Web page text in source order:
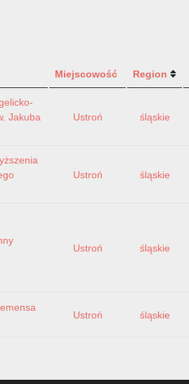
Miejscowość Region
Jakuba
Ustroń śląskie
Ustroń śląskie
Ustroń śląskie
Ustroń śląskie